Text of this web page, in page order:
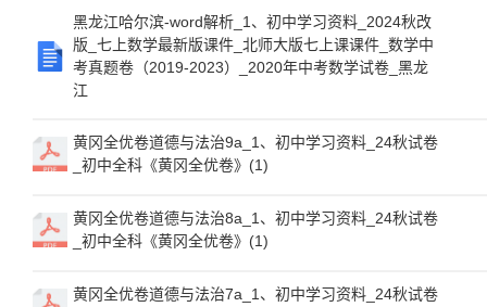
黑龙江哈尔滨-word解析_1、初中学习资料_2024秋改
版_七上数学最新版课件_北师大版七上课课件_数学中
考真题卷（2019-2023）_2020年中考数学试卷_黑龙
江
黄冈全优卷道德与法治9a_1、初中学习资料_24秋试卷
_初中全科《黄冈全优卷》(1)
黄冈全优卷道德与法治8a_1、初中学习资料_24秋试卷
_初中全科《黄冈全优卷》(1)
黄冈全优卷道德与法治7a_1、初中学习资料_24秋试卷